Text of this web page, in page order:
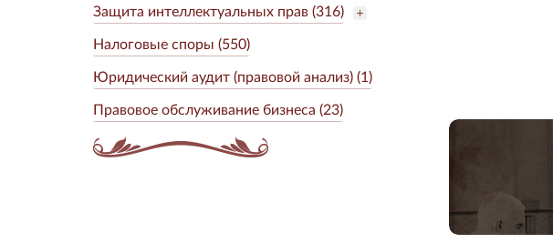
Защита интеллектуальных прав (316)
Налоговые споры (550)
Юридический аудит (правовой анализ) (1)
Правовое обслуживание бизнеса (23)